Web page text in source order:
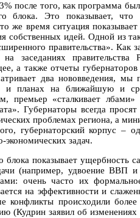
после того, как программа
блока. Это показывает, что
же время ситуация показывает
собственных идей. Одной из
правительства». Как
заседаниях правительства
а также отчеты
два нововведения, мы
и планах на ближайшую и
премьер «сталкивает
Губернаторы всегда
проблемах региона, а
губернаторский корпус –
экономических задач.
блока показывает ущербность
(например, удвоение ВВП и
очень часто их
на эффективности и
происходили более
(Кудрин заявил об изменениях